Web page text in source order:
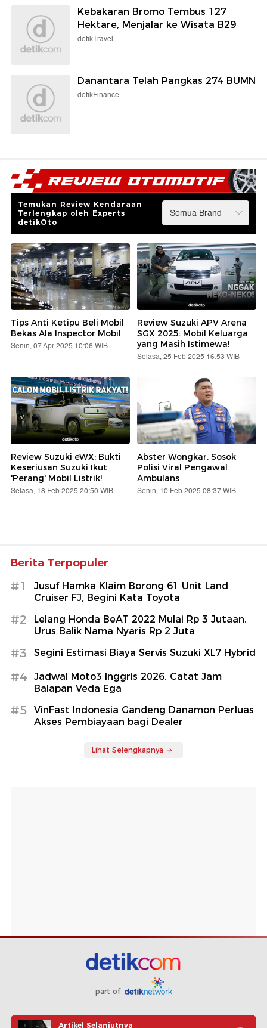
Kebakaran Bromo Tembus 127
Hektare, Menjalar ke Wisata B29
detikTravel
Danantara Telah Pangkas 274 BUMN
detikFinance
Temukan Review Kendaraan
Terlengkap oleh Experts
detikOto
Tips Anti Ketipu Beli Mobil
Bekas Ala Inspector Mobil
Senin, 07 Apr 2025 10:06 WIB
Review Suzuki APV Arena
SGX 2025: Mobil Keluarga
yang Masih Istimewa!
Selasa, 25 Feb 2025 16:53 WIB
Review Suzuki eWX: Bukti
Keseriusan Suzuki Ikut
'Perang' Mobil Listrik!
Selasa, 18 Feb 2025 20:50 WIB
Abster Wongkar, Sosok
Polisi Viral Pengawal
Ambulans
Senin, 10 Feb 2025 08:37 WIB
Berita Terpopuler
#1
Jusuf Hamka Klaim Borong 61 Unit Land
Cruiser FJ, Begini Kata Toyota
#2
Lelang Honda BeAT 2022 Mulai Rp 3 Jutaan,
Urus Balik Nama Nyaris Rp 2 Juta
#3 Segini Estimasi Biaya Servis Suzuki XL7 Hybrid
#4
Jadwal Moto3 Inggris 2026, Catat Jam
Balapan Veda Ega
#5
VinFast Indonesia Gandeng Danamon Perluas
Akses Pembiayaan bagi Dealer
Lihat Selengkapnya
part of
Redaksi Pedoman Media Siber Karir
Kotak Pos
Artikel Selanjutnya